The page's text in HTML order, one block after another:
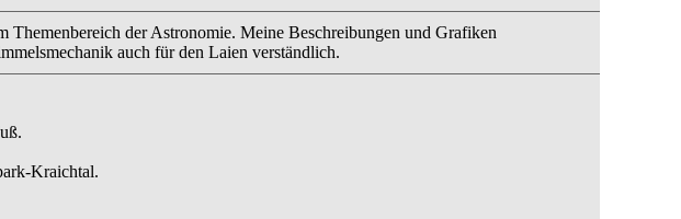
Themenbereich der Astronomie. Meine Beschreibungen und Grafiken
auch für den Laien verständlich.
Kraichtal.